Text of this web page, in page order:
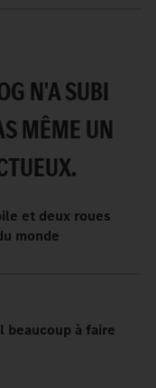
N'A SUBI
MÊME UN
et deux roues
monde
à faire